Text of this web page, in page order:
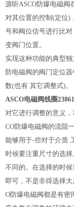
源听ASCO防爆电磁阀
对其位置的控制(定位)
号和阀位信号进行比
变阀门位置。
实现这种功能的典型
防电磁阀的阀门定位
数(也有 其它调整式)。
ASCO电磁阀线圈
对它进行调整的意义
CO防爆电磁阀的流阻
能够用于-些对于介质
时候要注重尺寸的选
不同的。在选择的时
即可，不是非得选择
O防爆电磁阀都是有密